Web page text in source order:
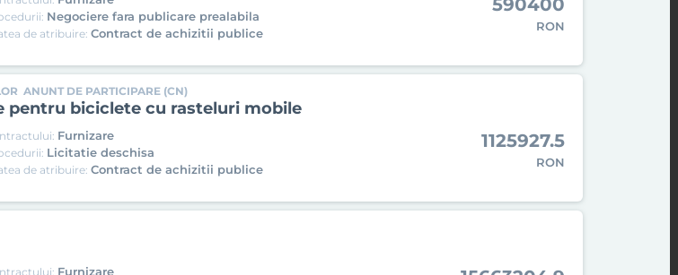
Negociere fara publicare prealabila
de atribuire:Contract de achizitii publice
590400
RON
ANUNT DE PARTICIPARE (CN)
pentru biciclete cu rasteluri mobile
Furnizare
Licitatie deschisa
de atribuire:Contract de achizitii publice
1125927.5
RON
Furnizare